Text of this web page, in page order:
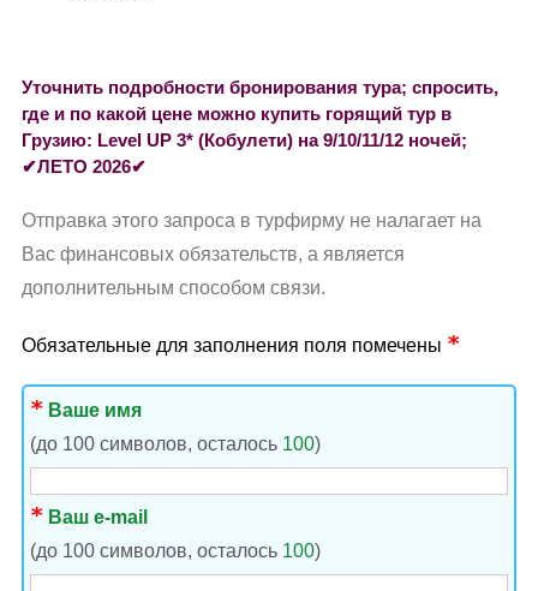
Уточнить подробности бронирования тура; спросить,
где и по какой цене можно купить горящий тур в
Грузию: Level UP 3* (Кобулети) на 9/10/11/12 ночей;
✔ЛЕТО 2026✔
Отправка этого запроса в турфирму не налагает на
Вас финансовых обязательств, а является
дополнительным способом связи.
Обязательные для заполнения поля помечены
Ваше имя
(до 100 символов, осталось 100)
Ваш e-mail
(до 100 символов, осталось 100)